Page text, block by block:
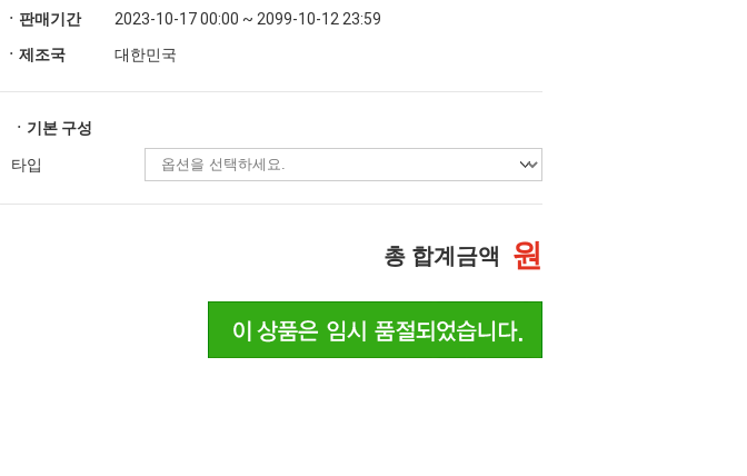
ㆍ판매기간
2023-10-17 00:00 ~ 2099-10-12 23:59
ㆍ제조국
대한민국
ㆍ기본 구성
타입
총 합계금액 원